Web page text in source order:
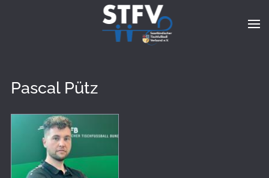
Zum Hauptinhalt springen
Pascal Pütz